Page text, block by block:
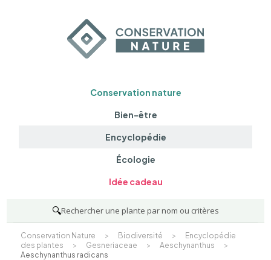
Conservation nature
Bien-être
Encyclopédie
Écologie
Idée cadeau
🔍Rechercher une plante par nom ou critères
Conservation Nature > Biodiversité >
Encyclopédie
des plantes
> Gesneriaceae > Aeschynanthus
>
Aeschynanthus radicans